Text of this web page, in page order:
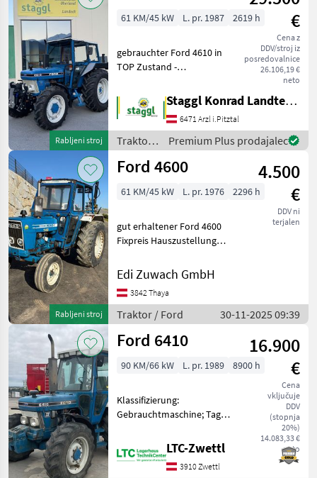
Rabljeni stroj
€
Cena z
DDV/stroj iz
posredovalnice
26.106,19 €
neto
61 KM/45 kW L. pr. 1987 2619 h
gebrauchter Ford 4610 in
TOP Zustand -
2017 - 2 Leitungen Front
montiert - Oberlenker
vorne und hinten -
Fronthydraulik über
Einhebel
Staggl Konrad Landtechnik Oberland
6471 Arzl i.Pitztal
Traktor /
Ford
Premium Plus prodajalec
Rabljeni stroj
Ford 4600
4.500
€
DDV ni
terjalen
61 KM/45 kW L. pr. 1976 2296 h
gut erhaltener Ford 4600
Fixpreis Hauszustellung
pogon: zadnji pogon,
platforma: kabina,
breztlačni povratni vod
Traktor Standardni traktor
Edi Zuwach GmbH
3842 Thaya
Traktor / Ford 30-11-2025 09:39
Ford 6410
16.900
€
Cena
vključuje
DDV
(stopnja
20%)
14.083,33 €
neto
90 KM/66 kW L. pr. 1989 8900 h
Klassifizierung:
Gebrauchtmaschine; Tag
19.10.1989; Getriebetyp:
Manuell; Name des
Getriebes: Schaltgetriebe;
LTC-Zwettl
3910 Zwettl